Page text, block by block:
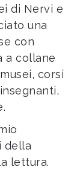
di Nervi e
una
con
a collane
corsi
della
lettura.